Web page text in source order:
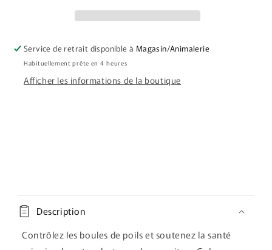
Service de retrait disponible à Magasin/Animalerie
Habituellement prête en 4 heures
Afficher les informations de la boutique
o
n
t
Description
Contrôlez les boules de poils et soutenez la santé